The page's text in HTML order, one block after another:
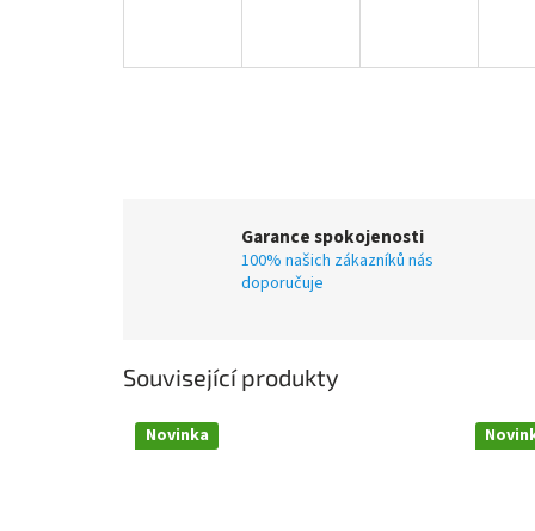
Garance spokojenosti
100% našich zákazníků nás
doporučuje
Související produkty
Novinka